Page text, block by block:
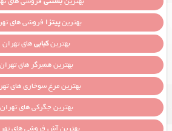
بهترینپیتزا فروشی های
بهترینکبابیهای تهران
بهترین همبرگر های تهران
بهترین مرغ سوخاری های
بهترین جگرکی های تهران